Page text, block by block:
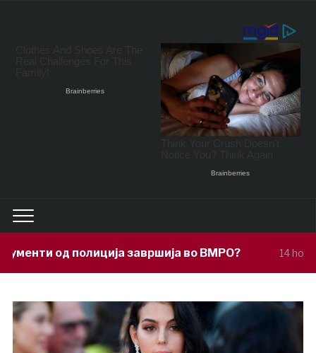
завршија во ВМРО? 14 hours ago Под